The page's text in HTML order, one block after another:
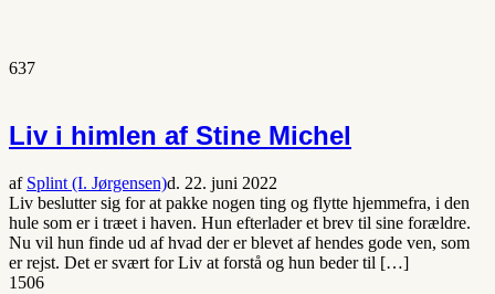
637
Liv i himlen af Stine Michel
af Splint (I. Jørgensen)d. 22. juni 2022
Liv beslutter sig for at pakke nogen ting og flytte hjemmefra, i den
hule som er i træet i haven. Hun efterlader et brev til sine forældre.
Nu vil hun finde ud af hvad der er blevet af hendes gode ven, som
er rejst. Det er svært for Liv at forstå og hun beder til […]
1506